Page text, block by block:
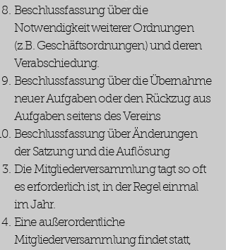
Beschlussfassung über die
Notwendigkeit weiterer Ordnungen
(z.B. Geschäftsordnungen) und deren
Verabschiedung.
Beschlussfassung über die Übernahme
neuer Aufgaben oder den Rückzug aus
Aufgaben seitens des Vereins
Beschlussfassung über Änderungen
der Satzung und die Auflösung
Die Mitgliederversammlung tagt so oft
es erforderlich ist, in der Regel einmal
im Jahr.
Eine außerordentliche
Mitgliederversammlung findet statt,